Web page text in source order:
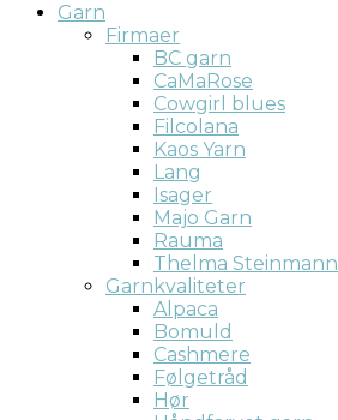
Garn
Firmaer
BC garn
CaMaRose
Cowgirl blues
Filcolana
Kaos Yarn
Lang
Isager
Majo Garn
Rauma
Thelma Steinmann
Garnkvaliteter
Alpaca
Bomuld
Cashmere
Følgetråd
Hør